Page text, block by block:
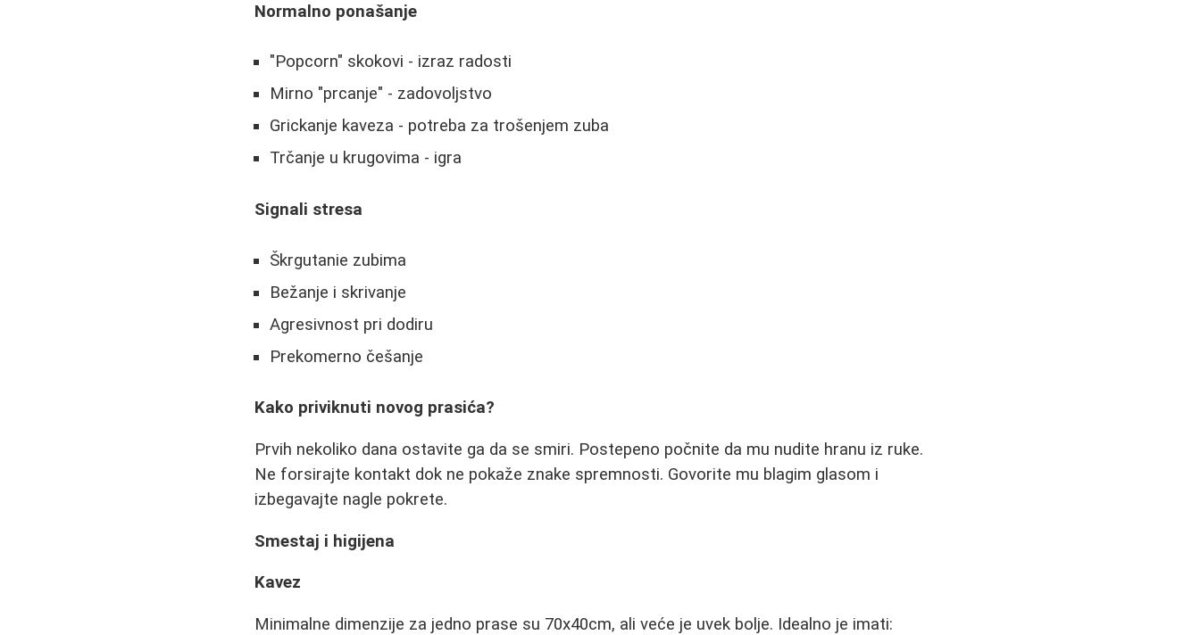
Normalno ponašanje
"Popcorn" skokovi - izraz radosti
Mirno "prcanje" - zadovoljstvo
Grickanje kaveza - potreba za trošenjem zuba
Trčanje u krugovima - igra
Signali stresa
Škrgutanie zubima
Bežanje i skrivanje
Agresivnost pri dodiru
Prekomerno češanje
Kako priviknuti novog prasića?
Prvih nekoliko dana ostavite ga da se smiri. Postepeno počnite da mu nudite hranu iz ruke.
Ne forsirajte kontakt dok ne pokaže znake spremnosti. Govorite mu blagim glasom i
izbegavajte nagle pokrete.
Smestaj i higijena
Kavez
Minimalne dimenzije za jedno prase su 70x40cm, ali veće je uvek bolje. Idealno je imati: